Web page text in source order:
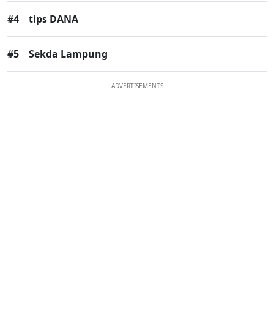
#4 tips DANA
#5 Sekda Lampung
ADVERTISEMENTS